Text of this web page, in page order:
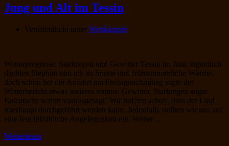
Jung und Alt im Tessin
Veröffentlicht unter Wettkämpfe
Wetterprognose: Starkregen und Gewitter Tessin im Juni, eigentlich
dachten Stephan und ich an Sonne und frühsommerliche Wärme,
doch schon bei der Anfahrt am Freitagnachmittag sagte der
Wetterbericht etwas anderes voraus. Gewitter, Starkregen sogar
Erdrutsche waren vorausgesagt! Wir hofften schon, dass der Lauf
überhaupt durchgeführt werden kann. Jedenfalls stellten wir uns auf
eine feuchtfröhliche Angelegenheit ein. Wetter …
Weiterlesen